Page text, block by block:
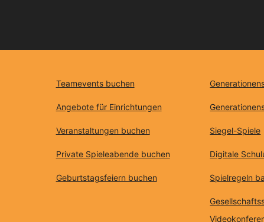
Teamevents buchen
Angebote für Einrichtungen
Veranstaltungen buchen
Private Spieleabende buchen
Geburtstagsfeiern buchen
Siegel-Spiele
Digitale
Spielregeln